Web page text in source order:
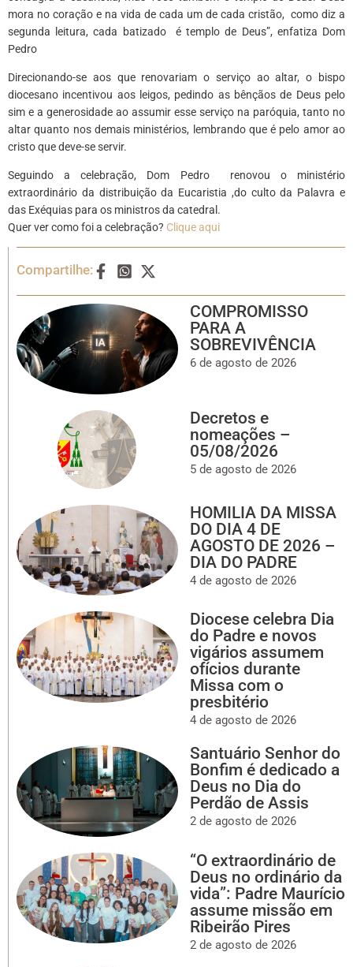
mora no coração e na vida de cada um de cada cristão, como diz a
segunda leitura, cada batizado é templo de Deus”, enfatiza Dom
Pedro
Direcionando-se aos que renovariam o serviço ao altar, o bispo
diocesano incentivou aos leigos, pedindo as bênçãos de Deus pelo
sim e a generosidade ao assumir esse serviço na paróquia, tanto no
altar quanto nos demais ministérios, lembrando que é pelo amor ao
cristo que deve-se servir.
Seguindo a celebração, Dom Pedro renovou o ministério
extraordinário da distribuição da Eucaristia ,do culto da Palavra e
das Exéquias para os ministros da catedral.
Quer ver como foi a celebração? Clique aqui
Compartilhe:
COMPROMISSO
PARA A
SOBREVIVÊNCIA
6 de agosto de 2026
Decretos e
nomeações –
05/08/2026
5 de agosto de 2026
HOMILIA DA MISSA
DO DIA 4 DE
AGOSTO DE 2026 –
DIA DO PADRE
4 de agosto de 2026
Diocese celebra Dia
do Padre e novos
vigários assumem
ofícios durante
Missa com o
presbitério
4 de agosto de 2026
Santuário Senhor do
Bonfim é dedicado a
Deus no Dia do
Perdão de Assis
2 de agosto de 2026
“O extraordinário de
Deus no ordinário da
vida”: Padre Maurício
assume missão em
Ribeirão Pires
2 de agosto de 2026